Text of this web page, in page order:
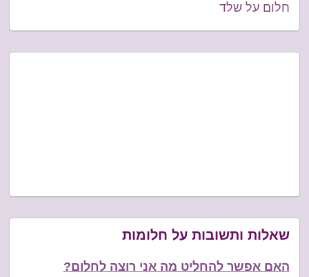
חלום על שלד
שאלות ותשובות על חלומות
האם אפשר להחליט מה אני רוצה לחלום?